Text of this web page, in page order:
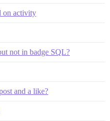
on activity
not in badge SQL?
and a like?